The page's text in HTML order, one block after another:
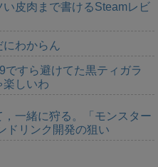
い皮肉まで書けるSteamレビ
にわからん
ですら避けてた黒ティガラ
楽しいわ
，一緒に狩る。「モンスター
ドリンク開発の狙い